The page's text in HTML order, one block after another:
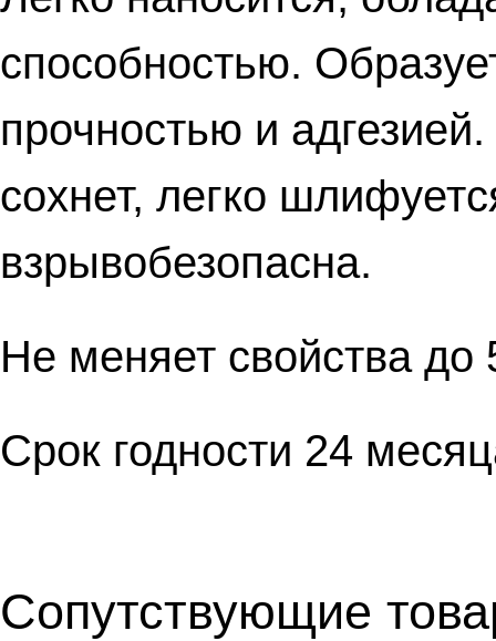
способностью.
прочностью и
сохнет, легко
взрывобезопасна.
Не меняет свойства до
Срок годности 24
Сопутствующие